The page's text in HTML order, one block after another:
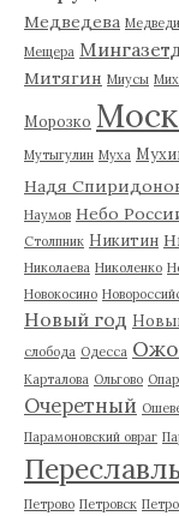
Медведева
Мещера
Митягин Миусы
Морозко
Мутыгулин Муха
Надя
Наумов Небо
Столпник Никитин
Николаева Николенко
Новокосино
Новый год
слобода Одесса
Карталова Ольгово
Очеретный
Парамоновский овраг
Петрово Петровск